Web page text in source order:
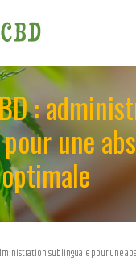
:
une
optimale
sublinguale pour une